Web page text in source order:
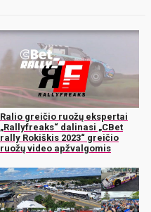
Ralio greičio ruožų ekspertai
„Rallyfreaks“ dalinasi „CBet
rally Rokiškis 2023“ greičio
ruožų video apžvalgomis